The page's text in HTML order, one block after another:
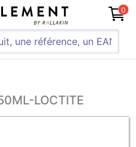
0
LOCTITE